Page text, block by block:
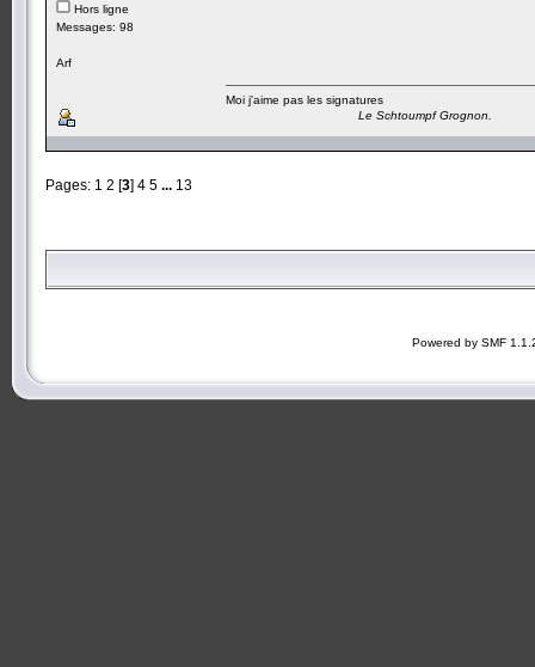
Hors ligne
Messages: 98
Arf
Moi j'aime pas les signatures
Le Schtoumpf Grognon.
Pages: 1 2 [3] 4 5 ... 13
Powered by SMF